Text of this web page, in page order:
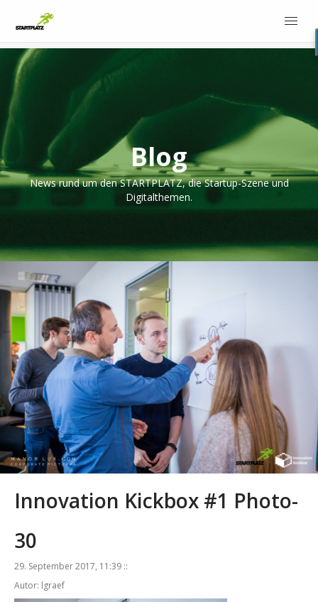
Blog
News rund um den STARTPLATZ, die Startup-Szene und
Digitalthemen.
Innovation Kickbox #1 Photo-
30
29. September 2017, 11:39 ::
Autor: lgraef